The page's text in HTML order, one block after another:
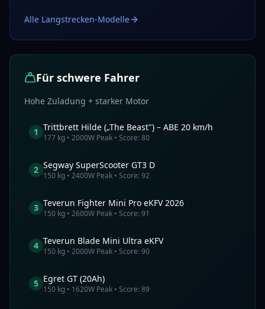
Alle Langstrecken-Modelle
Für schwere Fahrer
Hohe Zuladung + starker Motor
1 Trittbrett Hilde („The Beast") – ABE 20 km/h
177 kg • 2000W Peak • Score:80
2 Segway SuperScooter GT3 D
150 kg • 2400W Peak • Score:92
3 Teverun Fighter Mini Pro eKFV 2026
150 kg • 2600W Peak • Score:91
4 Teverun Blade Mini Ultra eKFV
150 kg • 2000W Peak • Score:90
5 Egret GT (20Ah)
150 kg • 1620W Peak • Score:89